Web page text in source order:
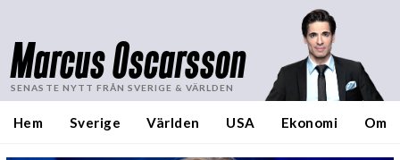
Marcus Oscarsson
SENASTE NYTT FRÅN SVERIGE & VÄRLDEN
Hem Sverige Världen USA Ekonomi Om